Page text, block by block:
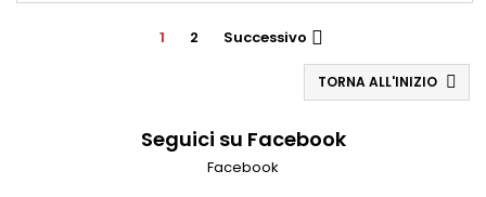
1 2 Successivo 
TORNA ALL'INIZIO 
Seguici su Facebook
Facebook